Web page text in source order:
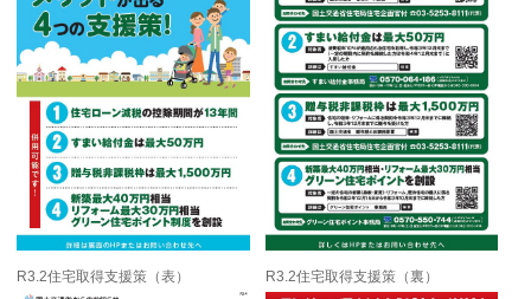
R3.2住宅取得支援策（表） R3.2住宅取得支援策（裏）